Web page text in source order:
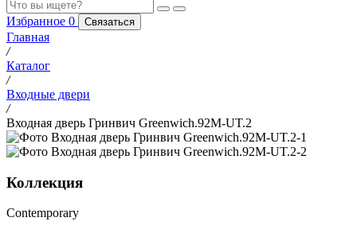
Избранное 0 Связаться
Главная
/
Каталог
/
Входные двери
/
Входная дверь Гринвич Greenwich.92M-UT.2
Коллекция
Contemporary